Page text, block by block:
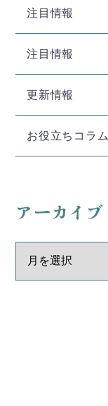
注目情報
注目情報
更新情報
お役立ちコラム
アーカイブ